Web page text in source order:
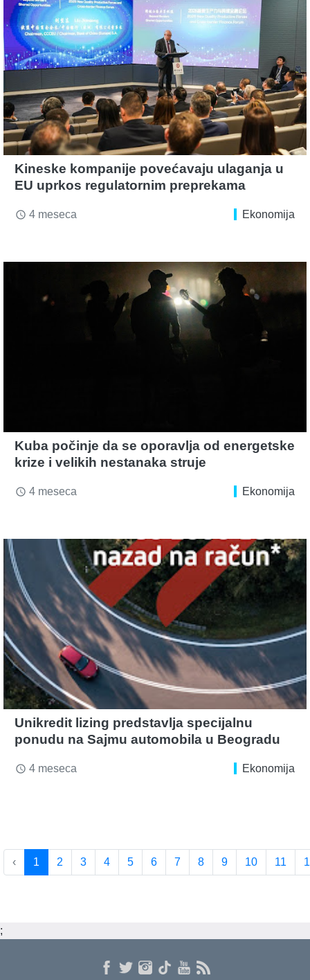
Kineske kompanije povećavaju ulaganja u
EU uprkos regulatornim preprekama
access_time 4 meseca Ekonomija
Kuba počinje da se oporavlja od energetske
krize i velikih nestanaka struje
access_time 4 meseca Ekonomija
Unikredit lizing predstavlja specijalnu
ponudu na Sajmu automobila u Beogradu
access_time 4 meseca Ekonomija
‹ 1 2 3 4 5 6 7 8 9 10 11
;